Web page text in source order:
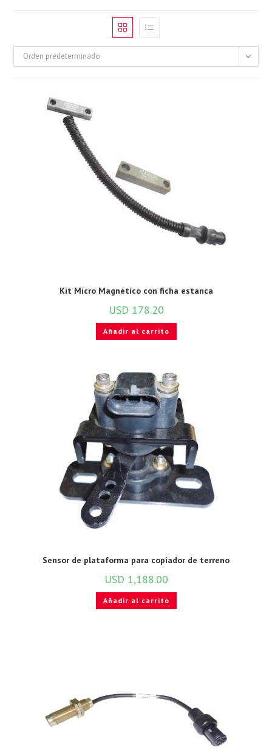
Orden predeterminado
Kit Micro Magnético con ficha estanca
USD 178.20
Añadir al carrito
Sensor de plataforma para copiador de terreno
USD 1,188.00
Añadir al carrito